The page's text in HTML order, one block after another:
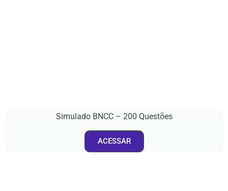
Simulado BNCC – 200 Questões
ACESSAR